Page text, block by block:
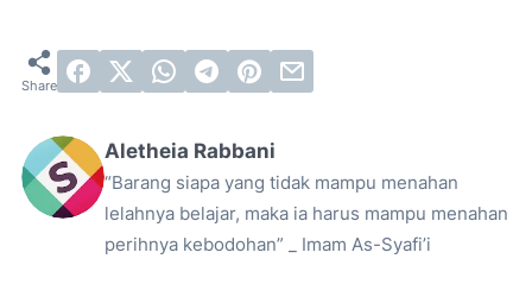
Aletheia Rabbani
“Barang siapa yang tidak mampu menahan
lelahnya belajar, maka ia harus mampu menahan
perihnya kebodohan” _ Imam As-Syafi’i